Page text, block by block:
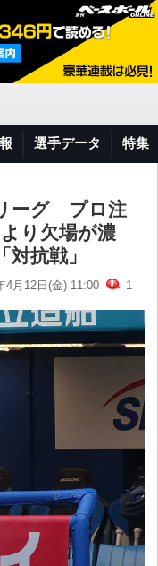
選手データ 特集
ーグ プロ注
り欠場が濃
抗戦」
4月12日(金) 11:00 1